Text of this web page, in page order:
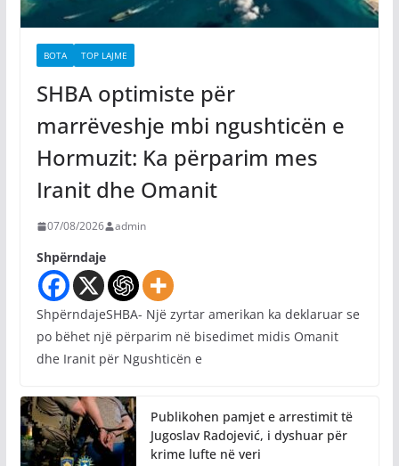
BOTA TOP LAJME
SHBA optimiste për
marrëveshje mbi ngushticën e
Hormuzit: Ka përparim mes
Iranit dhe Omanit
07/08/2026 admin
Shpërndaje
ShpërndajeSHBA- Një zyrtar amerikan ka deklaruar se
po bëhet një përparim në bisedimet midis Omanit
dhe Iranit për Ngushticën e
Publikohen pamjet e arrestimit të
Jugoslav Radojević, i dyshuar për
krime lufte në veri